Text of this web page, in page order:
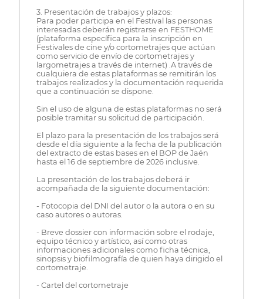
3. Presentación de trabajos y plazos:
Para poder participa en el Festival las personas
interesadas deberán registrarse en FESTHOME
(plataforma específica para la inscripción en
Festivales de cine y/o cortometrajes que actúan
como servicio de envío de cortometrajes y
largometrajes a través de internet) .A través de
cualquiera de estas plataformas se remitirán los
trabajos realizados y la documentación requerida
que a continuación se dispone.
Sin el uso de alguna de estas plataformas no será
posible tramitar su solicitud de participación.
El plazo para la presentación de los trabajos será
desde el día siguiente a la fecha de la publicación
del extracto de estas bases en el BOP de Jaén
hasta el 16 de septiembre de 2026 inclusive.
La presentación de los trabajos deberá ir
acompañada de la siguiente documentación:
- Fotocopia del DNI del autor o la autora o en su
caso autores o autoras.
- Breve dossier con información sobre el rodaje,
equipo técnico y artístico, así como otras
informaciones adicionales como ficha técnica,
sinopsis y biofilmografía de quien haya dirigido el
cortometraje.
- Cartel del cortometraje